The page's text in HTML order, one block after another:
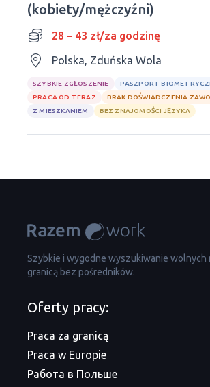
(kobiety/mężczyźni)
28 – 43 zł/za godzinę
Polska, Zduńska Wola
SZYBKIE ZGŁOSZENIE
PASZPORT
PRACA OD TERAZ
BRAK DOŚWIADCZENIA
Z MIESZKANIEM
BEZ ZNAJOMOŚCI JĘZYKA
Szybkie i wygodne wyszukiwanie wolnych
granicą bez pośredników.
Oferty pracy:
Praca za granicą
Praca w Europie
Работа в Польше